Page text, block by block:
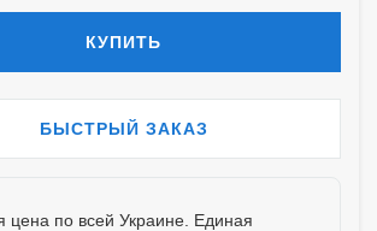
КУПИТЬ
БЫСТРЫЙ ЗАКАЗ
цена по всей Украине. Единая